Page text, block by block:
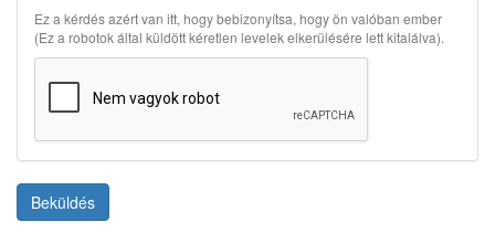
Ez a kérdés azért van itt, hogy bebizonyítsa, hogy ön valóban ember
(Ez a robotok által küldött kéretlen levelek elkerülésére lett kitalálva).
Beküldés